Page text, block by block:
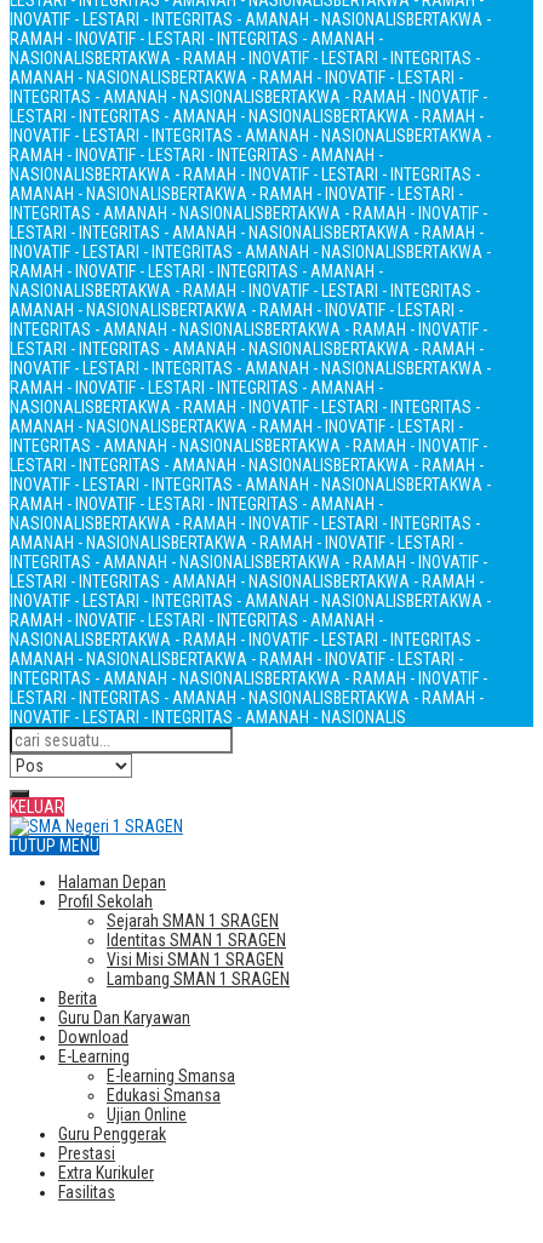
INOVATIF - LESTARI - INTEGRITAS - AMANAH - NASIONALISBERTAKWA -
RAMAH - INOVATIF - LESTARI - INTEGRITAS - AMANAH -
NASIONALISBERTAKWA - RAMAH - INOVATIF - LESTARI - INTEGRITAS -
AMANAH - NASIONALISBERTAKWA - RAMAH - INOVATIF - LESTARI -
INTEGRITAS - AMANAH - NASIONALISBERTAKWA - RAMAH - INOVATIF -
LESTARI - INTEGRITAS - AMANAH - NASIONALISBERTAKWA - RAMAH -
INOVATIF - LESTARI - INTEGRITAS - AMANAH - NASIONALISBERTAKWA -
RAMAH - INOVATIF - LESTARI - INTEGRITAS - AMANAH -
NASIONALISBERTAKWA - RAMAH - INOVATIF - LESTARI - INTEGRITAS -
AMANAH - NASIONALISBERTAKWA - RAMAH - INOVATIF - LESTARI -
INTEGRITAS - AMANAH - NASIONALISBERTAKWA - RAMAH - INOVATIF -
LESTARI - INTEGRITAS - AMANAH - NASIONALISBERTAKWA - RAMAH -
INOVATIF - LESTARI - INTEGRITAS - AMANAH - NASIONALISBERTAKWA -
RAMAH - INOVATIF - LESTARI - INTEGRITAS - AMANAH -
NASIONALISBERTAKWA - RAMAH - INOVATIF - LESTARI - INTEGRITAS -
AMANAH - NASIONALISBERTAKWA - RAMAH - INOVATIF - LESTARI -
INTEGRITAS - AMANAH - NASIONALISBERTAKWA - RAMAH - INOVATIF -
LESTARI - INTEGRITAS - AMANAH - NASIONALISBERTAKWA - RAMAH -
INOVATIF - LESTARI - INTEGRITAS - AMANAH - NASIONALISBERTAKWA -
RAMAH - INOVATIF - LESTARI - INTEGRITAS - AMANAH -
NASIONALISBERTAKWA - RAMAH - INOVATIF - LESTARI - INTEGRITAS -
AMANAH - NASIONALISBERTAKWA - RAMAH - INOVATIF - LESTARI -
INTEGRITAS - AMANAH - NASIONALISBERTAKWA - RAMAH - INOVATIF -
LESTARI - INTEGRITAS - AMANAH - NASIONALISBERTAKWA - RAMAH -
INOVATIF - LESTARI - INTEGRITAS - AMANAH - NASIONALISBERTAKWA -
RAMAH - INOVATIF - LESTARI - INTEGRITAS - AMANAH -
NASIONALISBERTAKWA - RAMAH - INOVATIF - LESTARI - INTEGRITAS -
AMANAH - NASIONALISBERTAKWA - RAMAH - INOVATIF - LESTARI -
INTEGRITAS - AMANAH - NASIONALISBERTAKWA - RAMAH - INOVATIF -
LESTARI - INTEGRITAS - AMANAH - NASIONALISBERTAKWA - RAMAH -
INOVATIF - LESTARI - INTEGRITAS - AMANAH - NASIONALISBERTAKWA -
RAMAH - INOVATIF - LESTARI - INTEGRITAS - AMANAH -
NASIONALISBERTAKWA - RAMAH - INOVATIF - LESTARI - INTEGRITAS -
AMANAH - NASIONALISBERTAKWA - RAMAH - INOVATIF - LESTARI -
INTEGRITAS - AMANAH - NASIONALISBERTAKWA - RAMAH - INOVATIF -
LESTARI - INTEGRITAS - AMANAH - NASIONALISBERTAKWA - RAMAH -
INOVATIF - LESTARI - INTEGRITAS - AMANAH - NASIONALIS
KELUAR
TUTUP MENU
Halaman Depan
Profil Sekolah
Sejarah SMAN 1 SRAGEN
Identitas SMAN 1 SRAGEN
Visi Misi SMAN 1 SRAGEN
Lambang SMAN 1 SRAGEN
Berita
Guru Dan Karyawan
Download
E-Learning
E-learning Smansa
Edukasi Smansa
Ujian Online
Guru Penggerak
Prestasi
Extra Kurikuler
Fasilitas